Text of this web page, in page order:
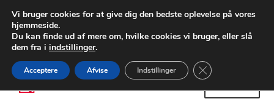
LEVERING fra 55 kr.
FEDEX verdensomspændende forsendelse
80 82 72 02
Spring
til
Spring
til
Vi bruger cookies for at give dig den bedste oplevelse på vores
hjemmeside.
Du kan finde ud af mere om, hvilke cookies vi bruger, eller slå
dem fra i indstillinger.
Acceptere Afvise Indstillinger Close GDPR